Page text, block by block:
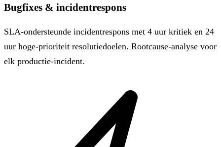
Bugfixes & incidentrespons
SLA-ondersteunde incidentrespons met 4 uur kritiek en 24
uur hoge-prioriteit resolutiedoelen. Rootcause-analyse voor
elk productie-incident.